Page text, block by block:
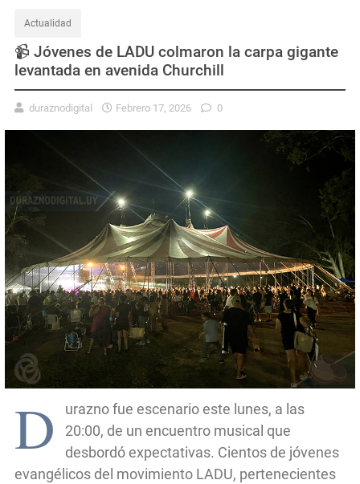
Actualidad
📹 Jóvenes de LADU colmaron la carpa gigante
levantada en avenida Churchill
duraznodigital Febrero 17, 2026 0
D
urazno fue escenario este lunes, a las
20:00, de un encuentro musical que
desbordó expectativas. Cientos de jóvenes
evangélicos del movimiento LADU, pertenecientes